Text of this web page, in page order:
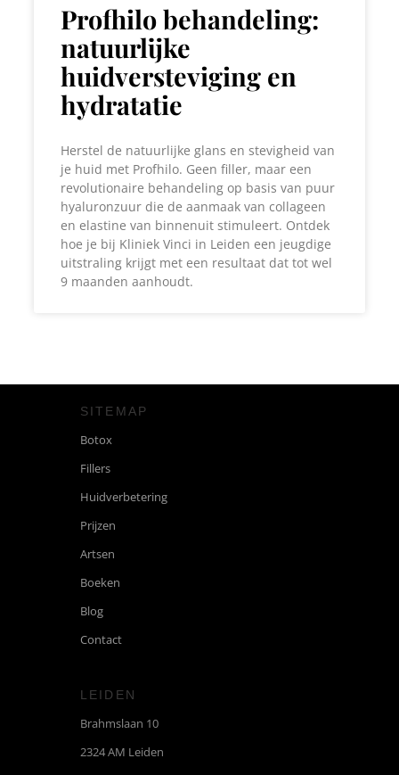
Profhilo behandeling:
natuurlijke
huidversteviging en
hydratatie
Herstel de natuurlijke glans en stevigheid van
je huid met Profhilo. Geen filler, maar een
revolutionaire behandeling op basis van puur
hyaluronzuur die de aanmaak van collageen
en elastine van binnenuit stimuleert. Ontdek
hoe je bij Kliniek Vinci in Leiden een jeugdige
uitstraling krijgt met een resultaat dat tot wel
9 maanden aanhoudt.
SITEMAP
Botox
Fillers
Huidverbetering
Prijzen
Artsen
Boeken
Blog
Contact
LEIDEN
Brahmslaan 10
2324 AM Leiden